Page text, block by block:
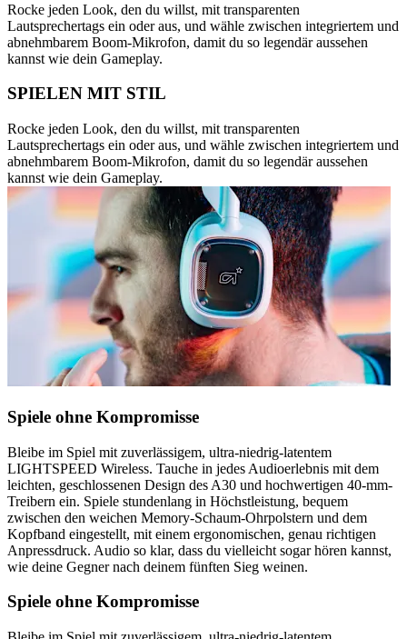
Rocke jeden Look, den du willst, mit transparenten
Lautsprechertags ein oder aus, und wähle zwischen integriertem und
abnehmbarem Boom-Mikrofon, damit du so legendär aussehen
kannst wie dein Gameplay.
SPIELEN MIT STIL
Rocke jeden Look, den du willst, mit transparenten
Lautsprechertags ein oder aus, und wähle zwischen integriertem und
abnehmbarem Boom-Mikrofon, damit du so legendär aussehen
kannst wie dein Gameplay.
Spiele ohne Kompromisse
Bleibe im Spiel mit zuverlässigem, ultra-niedrig-latentem
LIGHTSPEED Wireless. Tauche in jedes Audioerlebnis mit dem
leichten, geschlossenen Design des A30 und hochwertigen 40-mm-
Treibern ein. Spiele stundenlang in Höchstleistung, bequem
zwischen den weichen Memory-Schaum-Ohrpolstern und dem
Kopfband eingestellt, mit einem ergonomischen, genau richtigen
Anpressdruck. Audio so klar, dass du vielleicht sogar hören kannst,
wie deine Gegner nach deinem fünften Sieg weinen.
Spiele ohne Kompromisse